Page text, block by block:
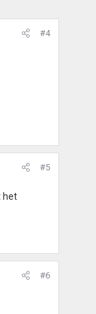
#4
#5
het
#6